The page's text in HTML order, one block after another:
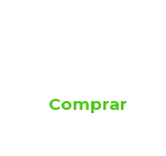
Comprar